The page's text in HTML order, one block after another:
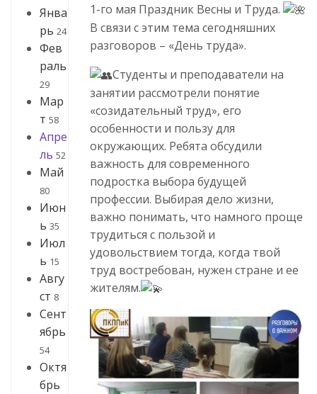
Янва
рь 24
Фев
раль
29
Мар
т 58
Апре
ль 52
Май
80
Июн
ь 35
Июл
ь 15
Авгу
ст 8
Сент
ябрь
54
Октя
брь
1-го мая Праздник Весны и Труда.
В связи с этим тема сегодняшних
разговоров – «День труда».
Студенты и преподаватели на
занятии рассмотрели понятие
«созидательный труд», его
особенности и пользу для
окружающих. Ребята обсудили
важность для современного
подростка выбора будущей
профессии. Выбирая дело жизни,
важно понимать, что намного проще
трудиться с пользой и
удовольствием тогда, когда твой
труд востребован, нужен стране и ее
жителям.